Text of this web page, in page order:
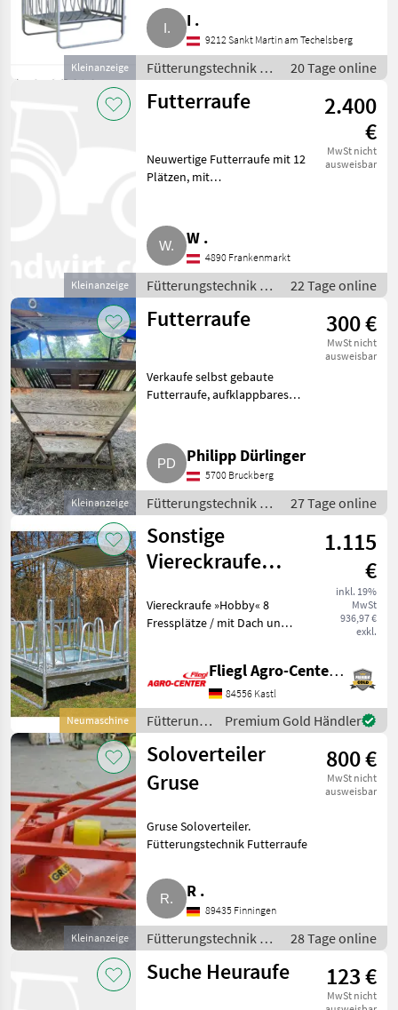
Kleinanzeige
Optimaler Zugang zum Futter.
Die Viereckraufe für Schafe, mit
Dach, sichert
I .
9212 Sankt Martin am Techelsberg
Fütterungstechnik /
Futterraufe
20 Tage online
Kleinanzeige
Futterraufe
2.400
€
MwSt nicht
ausweisbar
Neuwertige Futterraufe mit 12
Plätzen, mit
Futterraufe
W .
4890 Frankenmarkt
Fütterungstechnik /
Futterraufe
22 Tage online
Kleinanzeige
Futterraufe 300 €
MwSt nicht
ausweisbar
Verkaufe selbst gebaute
Futterraufe, aufklappbares
Philipp Dürlinger
5700 Bruckberg
Fütterungstechnik /
Futterraufe
27 Tage online
Neumaschine
Sonstige
Viereckraufe
1.115
€
inkl. 19%
MwSt
936,97 €
exkl.
Viereckraufe »Hobby« 8
Fressplätze / mit Dach und
Dach und
Palisadenfressgitter ist ein
stabiler, geschützt
Fliegl Agro-Center GmbH
84556 Kastl
Fütterungstechnik
/ Sonstige
Premium Gold Händler
Kleinanzeige
Soloverteiler
Gruse
800 €
MwSt nicht
ausweisbar
Gruse Soloverteiler.
Fütterungstechnik Futterraufe
R .
89435 Finningen
Fütterungstechnik /
Futterraufe
28 Tage online
Suche Heuraufe 123 €
MwSt nicht